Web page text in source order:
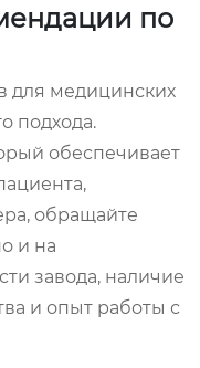
по
для медицинских
подхода.
обеспечивает
обращайте
и на
завода, наличие
и опыт работы с